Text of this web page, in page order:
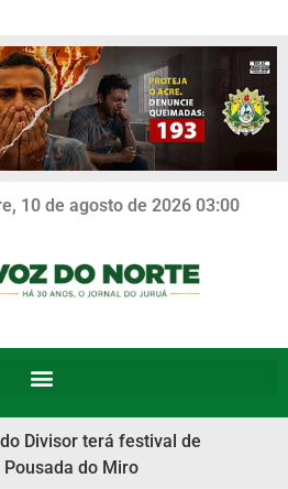
10 de agosto de 2026 03:00
Divisor terá festival de
do Miro